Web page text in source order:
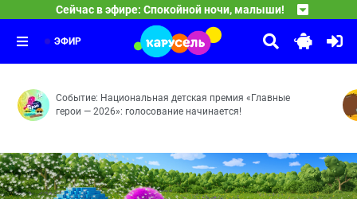
Сейчас в эфире: Спокойной ночи, малыши!
Передача «Спокойной ночи, малыши!» — уникальное
19:45
10 ЛЕТ ВОЛШЕБСТВА. Сказочный патруль
Долгие сборы — Тайна Лукоморья — Волшебный
Поля, Тим и Лёва
Команда – это сила! — Бука в животе — Кем будет
ЭФИР
Событие: Национальная детская премия «Главные
герои — 2026»: голосование начинается!